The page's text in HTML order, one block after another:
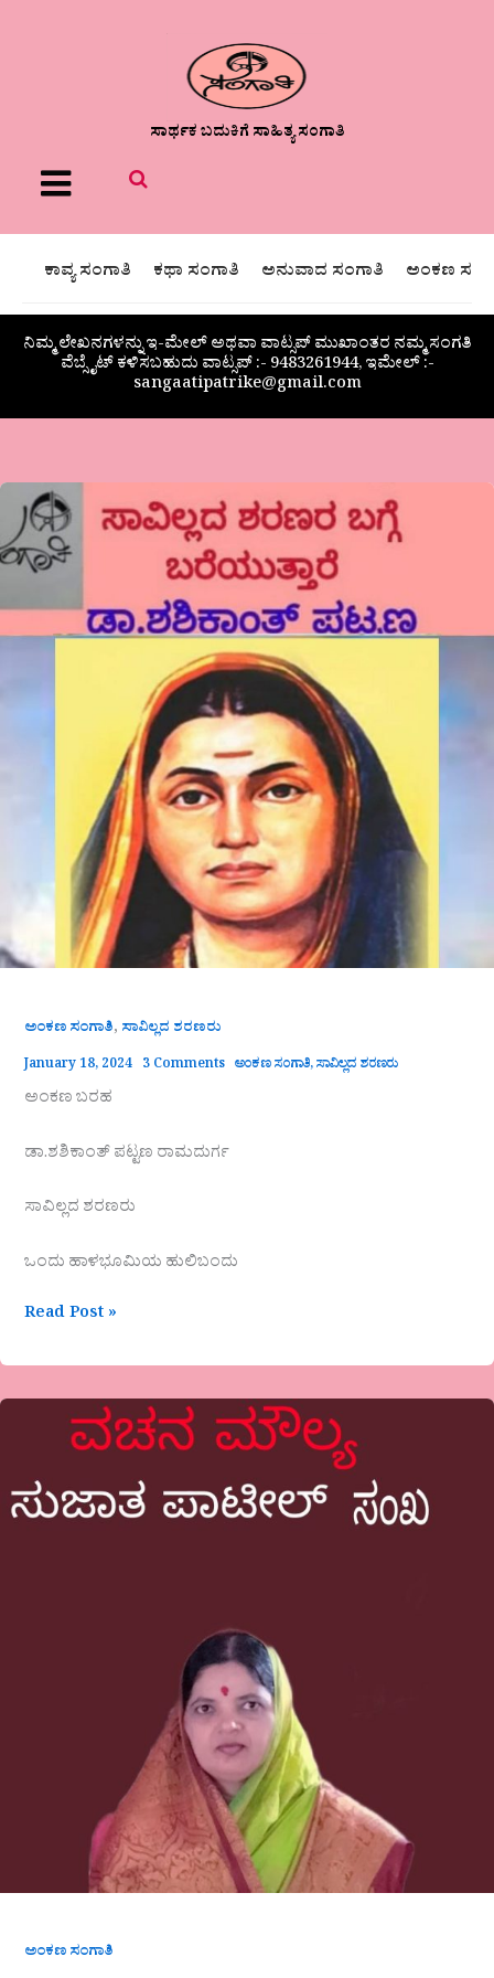
ಸಾರ್ಥಕ ಬದುಕಿಗೆ ಸಾಹಿತ್ಯ ಸಂಗಾತಿ
Menu
ಕಾವ್ಯ ಸಂಗಾತಿ ಕಥಾ ಸಂಗಾತಿ ಅನುವಾದ ಸಂಗಾತಿ ಅಂಕಣ
ನಿಮ್ಮ ಲೇಖನಗಳನ್ನು ಇ-ಮೇಲ್ ಅಥವಾ ವಾಟ್ಸಪ್ ಮುಖಾಂತರ ನಮ್ಮ ಸಂಗತಿ
ವೆಬ್ಸೈಟ್ ಕಳಿಸಬಹುದು ವಾಟ್ಸಪ್‌ :- 9483261944, ಇಮೇಲ್ :-
sangaatipatrike@gmail.com
ಅಂಕಣ ಸಂಗಾತಿ, ಸಾವಿಲ್ಲದ ಶರಣರು
January 18, 2024 3 Comments ಅಂಕಣ ಸಂಗಾತಿ,ಸಾವಿಲ್ಲದ ಶರಣರು
ಅಂಕಣ ಬರಹ
ಡಾ.ಶಶಿಕಾಂತ್ ಪಟ್ಟಣ ರಾಮದುರ್ಗ
ಸಾವಿಲ್ಲದ ಶರಣರು
ಒಂದು ಹಾಳಭೂಮಿಯ ಹುಲಿಬಂದು
Read Post »
ಅಂಕಣ ಸಂಗಾತಿ